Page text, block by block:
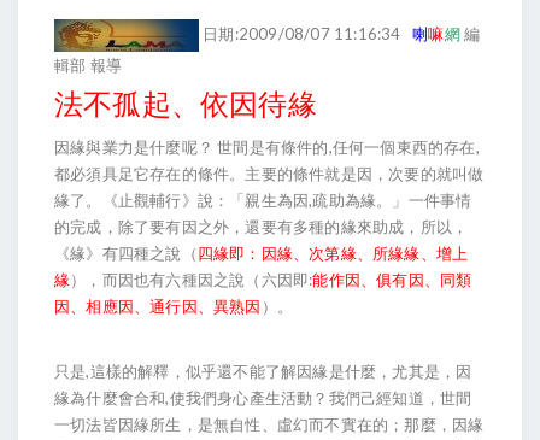
日期:2009/08/07 11:16:34喇嘛網編
輯部 報導
法不孤起、依因待緣
因緣與業力是什麼呢？ 世間是有條件的,任何一個東西的存在,
都必須具足它存在的條件。主要的條件就是因，次要的就叫做
緣了。《止觀輔行》說：「親生為因,疏助為緣。」一件事情
的完成，除了要有因之外，還要有多種的緣來助成，所以，
《緣》有四種之說（四緣即：因緣、次第緣、所緣緣、增上
緣），而因也有六種因之說（六因即:能作因、俱有因、同類
因、相應因、通行因、異熟因 ）。
只是,這樣的解釋，似乎還不能了解因緣是什麼，尤其是，因
緣為什麼會合和,使我們身心產生活動？我們己經知道，世間
一切法皆因緣所生，是無自性、虛幻而不實在的；那麼，因緣